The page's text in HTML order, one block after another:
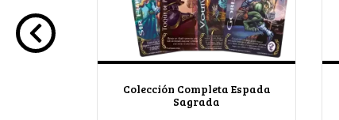
Colección Completa Espada
Sagrada